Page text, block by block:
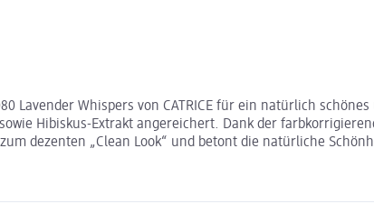
Whispers von CATRICE für ein natürlich
Hibiskus-Extrakt angereichert. Dank der
dezenten „Clean Look“ und betont die natürliche